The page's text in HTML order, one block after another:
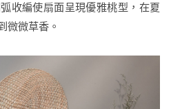
收編使扇面呈現優雅桃型，在夏
微微草香。